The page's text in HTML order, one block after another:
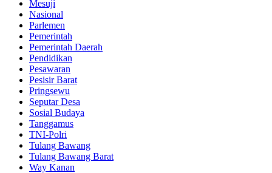
Mesuji
Nasional
Parlemen
Pemerintah
Pemerintah Daerah
Pendidikan
Pesawaran
Pesisir Barat
Pringsewu
Seputar Desa
Sosial Budaya
Tanggamus
TNI-Polri
Tulang Bawang
Tulang Bawang Barat
Way Kanan